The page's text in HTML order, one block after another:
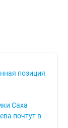
позиция
Саха
почтут в